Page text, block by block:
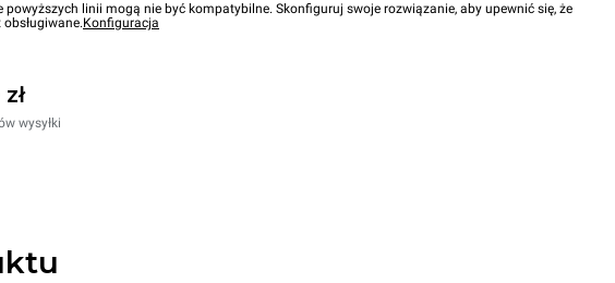
powyższych linii mogą nie być kompatybilne. Skonfiguruj swoje rozwiązanie, aby upewnić się, że
Konfiguracja
wysyłki